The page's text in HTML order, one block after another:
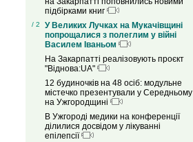
підбірками книг
/ 2
У Великих Лучках на Мукачівщині
попрощалися з полеглим у війні
Василем Іваньом
На Закарпатті реалізовують проєкт
"Віднова:UA"
12 будиночків на 48 осіб: модульне
містечко презентували у Середньому
на Ужгородщині
В Ужгороді медики на конференції
ділилися досвідом у лікуванні
епілепсії